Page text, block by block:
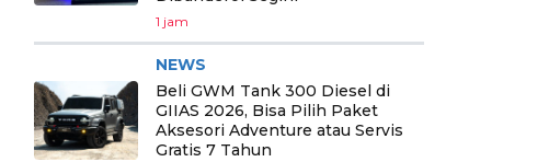
1 jam
NEWS
Beli GWM Tank 300 Diesel di
GIIAS 2026, Bisa Pilih Paket
Aksesori Adventure atau Servis
Gratis 7 Tahun